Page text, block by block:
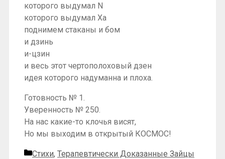
которого выдумал N
которого выдумал Ха
поднимем стаканы и бом
и дзинь
и-цзин
и весь этот чертополоховый дзен
идея которого надуманна и плоха.
Готовность № 1.
Уверенность № 250.
На нас какие-то клочья висят,
Но мы выходим в открытый КОСМОС!
Рубрики
Стихи, Терапевтически Доказанные Зайцы